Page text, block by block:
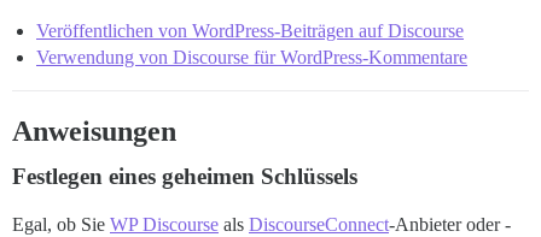
Veröffentlichen von WordPress-Beiträgen auf Discourse
Verwendung von Discourse für WordPress-Kommentare
Anweisungen
Festlegen eines geheimen Schlüssels
Egal, ob Sie WP Discourse als DiscourseConnect-Anbieter oder -